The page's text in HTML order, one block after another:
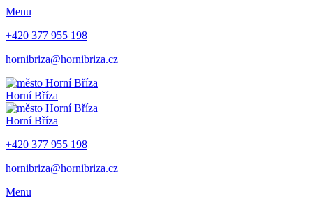
Menu
+420 377 955 198
hornibriza@hornibriza.cz
Horní Bříza
Horní Bříza
+420 377 955 198
hornibriza@hornibriza.cz
Menu